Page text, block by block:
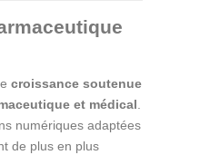
croissance soutenue
et médical.
numériques adaptées
de plus en plus